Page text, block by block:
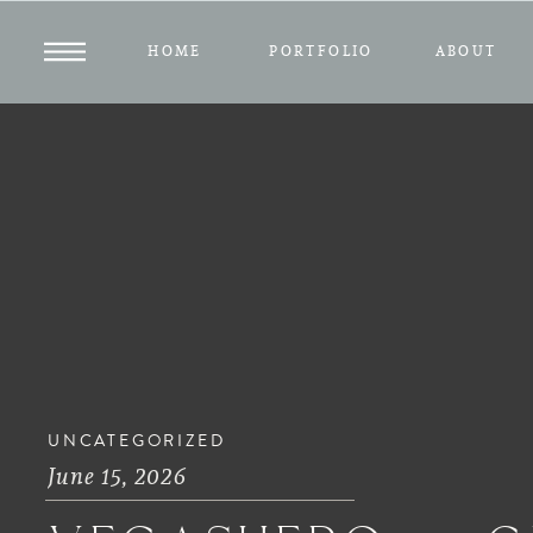
ABOUT
PORTFOLIO
HOME
June 15, 2026
UNCATEGORIZED